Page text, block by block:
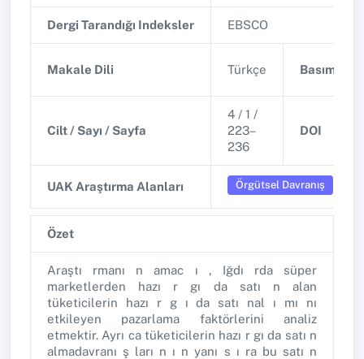
Dergi Tarandığı Indeksler EBSCO
Makale Dili Türkçe Basım
Cilt / Sayı / Sayfa
4 / 1 /
223–
236
DOI
UAK Araştırma Alanları Örgütsel Davranış
Özet
Araştı rmanı n amac ı , Iğdı rda süper
marketlerden hazı r gı da satı n alan
tüketicilerin hazı r g ı da satı nal ı mı nı
etkileyen pazarlama faktörlerini analiz
etmektir. Ayrı ca tüketicilerin hazı r gı da satı n
almadavranı ş ları n ı n yanı s ı ra bu satı n